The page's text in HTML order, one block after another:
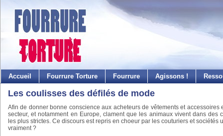
Accueil Fourrure Torture Fourrure Agissons !
Les coulisses des défilés de mode
Afin de donner bonne conscience aux acheteurs de vêtements et accessoires
secteur, et notamment en Europe, clament que les animaux vivent dans des
les plus strictes. Ce discours est repris en choeur par les couturiers et sociétés
vraiment ?